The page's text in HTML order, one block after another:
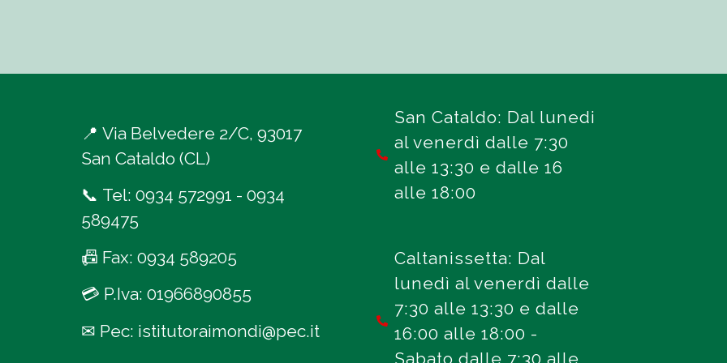
📍 Via Belvedere 2/C, 93017
San Cataldo (CL)
📞 Tel: 0934 572991 - 0934
589475
📠 Fax: 0934 589205
💳 P.Iva: 01966890855
✉ Pec: istitutoraimondi@pec.it
San Cataldo: Dal lunedi
al venerdì dalle 7:30
alle 13:30 e dalle 16
alle 18:00
Caltanissetta: Dal
lunedì al venerdì dalle
7:30 alle 13:30 e dalle
16:00 alle 18:00 -
Sabato dalle 7:30 alle